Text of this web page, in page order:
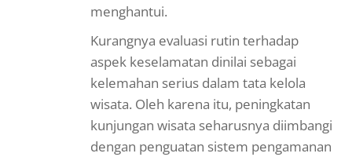
menghantui.
Kurangnya evaluasi rutin terhadap
aspek keselamatan dinilai sebagai
kelemahan serius dalam tata kelola
wisata. Oleh karena itu, peningkatan
kunjungan wisata seharusnya diimbangi
dengan penguatan sistem pengamanan